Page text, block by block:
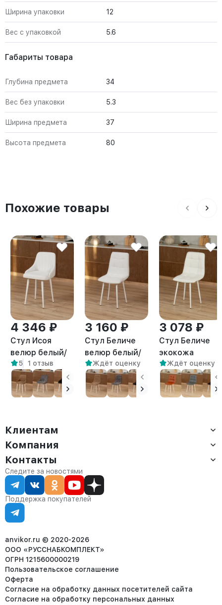
Ширина упаковки 12
Вес с упаковкой 5.6
Габариты товара
Глубина предмета 34
Вес без упаковки 5.3
Ширина предмета 37
Высота предмета 80
Похожие товары
4 346 ₽
Стул Исоя
велюр белый/
белый
5 1 отзыв
3 160 ₽
Стул Беличе
велюр белый/
белый
Ждёт оценку
3 078 ₽
Стул Беличе
экокожа
белый/белый
Ждёт оценку
Клиентам
Доставка
Оплата
Сервис
Статус заказа
Статьи
Компания
О компании
Контакты
Партнёрам
Контакты
Отдел продаж:
8 (800) 234-22-62
corp@anvikor.ru
Ежедневно, с 7:00-19:00 (МСК)
Отдел рекламации:
8 (953) 455-25-61
Следите за новостями
Поддержка покупателей
anvikor.ru © 2020-2026
ООО «РУССНАБКОМПЛЕКТ»
ОГРН 1215600000219
Пользовательское соглашение
Оферта
Согласие на обработку данных посетителей сайта
Согласие на обработку персональных данных